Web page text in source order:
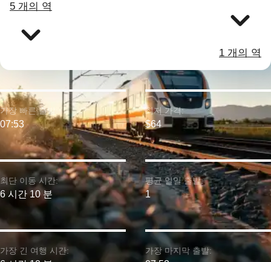
5 개의 역
1 개의 역
최단 이동 시간:
6 시간 10 분
가장 빠른 출발:
07:53
가장 긴 여행 시간:
최저 가격:
$64
평균 일일 출발:
1
가장 마지막 출발: